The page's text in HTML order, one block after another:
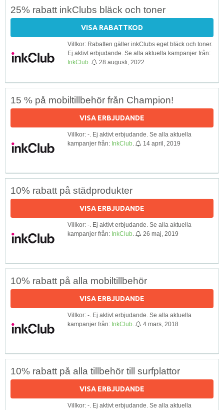
25% rabatt inkClubs bläck och toner
VISA RABATTKOD
Villkor: Rabatten gäller inkClubs eget bläck och toner.
Ej aktivt erbjudande. Se alla aktuella kampanjer från:
InkClub
28 augusti, 2022
15 % på mobiltillbehör från Champion!
VISA ERBJUDANDE
Villkor: -. Ej aktivt erbjudande. Se alla aktuella
kampanjer från: InkClub 14 april, 2019
10% rabatt på städprodukter
VISA ERBJUDANDE
Villkor: -. Ej aktivt erbjudande. Se alla aktuella
kampanjer från: InkClub 26 maj, 2019
10% rabatt på alla mobiltillbehör
VISA ERBJUDANDE
Villkor: -. Ej aktivt erbjudande. Se alla aktuella
kampanjer från: InkClub 4 mars, 2018
10% rabatt på alla tillbehör till surfplattor
VISA ERBJUDANDE
Villkor: -. Ej aktivt erbjudande. Se alla aktuella